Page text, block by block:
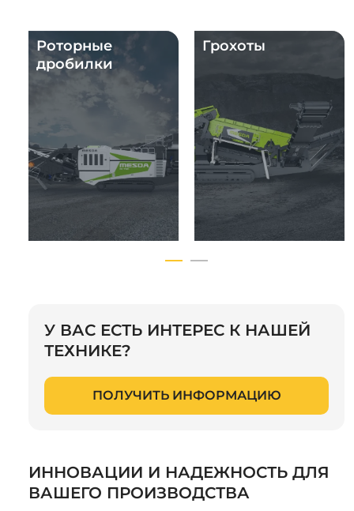
Роторные
дробилки
Грохоты
У ВАС ЕСТЬ ИНТЕРЕС К НАШЕЙ
ТЕХНИКЕ?
ПОЛУЧИТЬ ИНФОРМАЦИЮ
ИННОВАЦИИ И НАДЕЖНОСТЬ ДЛЯ
ВАШЕГО ПРОИЗВОДСТВА